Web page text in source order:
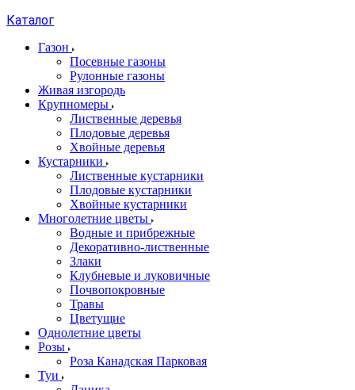
Каталог
Газон
Посевные газоны
Рулонные газоны
Живая изгородь
Крупномеры
Лиственные деревья
Плодовые деревья
Хвойные деревья
Кустарники
Лиственные кустарники
Плодовые кустарники
Хвойные кустарники
Многолетние цветы
Водные и прибрежные
Декоративно-лиственные
Злаки
Клубневые и луковичные
Почвопокровные
Травы
Цветущие
Однолетние цветы
Розы
Роза Канадская Парковая
Туи